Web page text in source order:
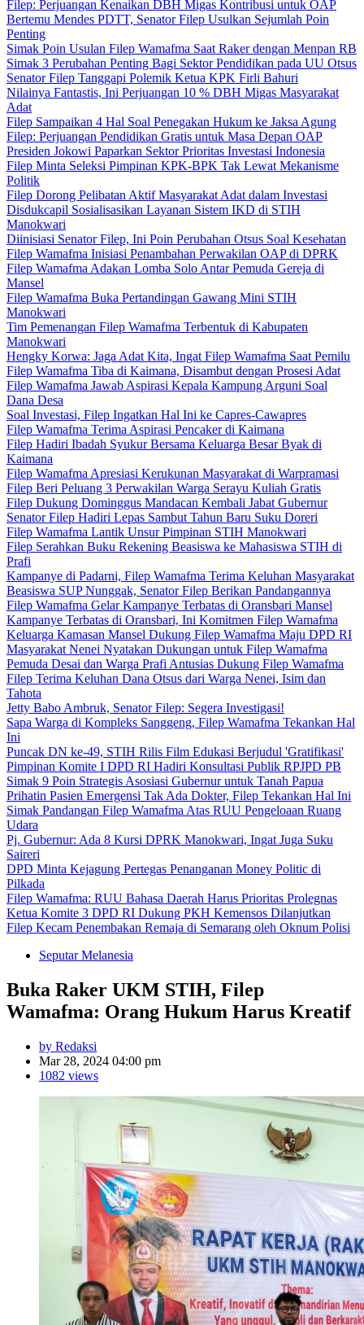
Filep: Perjuangan Kenaikan DBH Migas Kontribusi untuk OAP
Bertemu Mendes PDTT, Senator Filep Usulkan Sejumlah Poin
Penting
Simak Poin Usulan Filep Wamafma Saat Raker dengan Menpan RB
Simak 3 Perubahan Penting Bagi Sektor Pendidikan pada UU Otsus
Senator Filep Tanggapi Polemik Ketua KPK Firli Bahuri
Nilainya Fantastis, Ini Perjuangan 10 % DBH Migas Masyarakat
Adat
Filep Sampaikan 4 Hal Soal Penegakan Hukum ke Jaksa Agung
Filep: Perjuangan Pendidikan Gratis untuk Masa Depan OAP
Presiden Jokowi Paparkan Sektor Prioritas Investasi Indonesia
Filep Minta Seleksi Pimpinan KPK-BPK Tak Lewat Mekanisme
Politik
Filep Dorong Pelibatan Aktif Masyarakat Adat dalam Investasi
Disdukcapil Sosialisasikan Layanan Sistem IKD di STIH
Manokwari
Diinisiasi Senator Filep, Ini Poin Perubahan Otsus Soal Kesehatan
Filep Wamafma Inisiasi Penambahan Perwakilan OAP di DPRK
Filep Wamafma Adakan Lomba Solo Antar Pemuda Gereja di
Mansel
Filep Wamafma Buka Pertandingan Gawang Mini STIH
Manokwari
Tim Pemenangan Filep Wamafma Terbentuk di Kabupaten
Manokwari
Hengky Korwa: Jaga Adat Kita, Ingat Filep Wamafma Saat Pemilu
Filep Wamafma Tiba di Kaimana, Disambut dengan Prosesi Adat
Filep Wamafma Jawab Aspirasi Kepala Kampung Arguni Soal
Dana Desa
Soal Investasi, Filep Ingatkan Hal Ini ke Capres-Cawapres
Filep Wamafma Terima Aspirasi Pencaker di Kaimana
Filep Hadiri Ibadah Syukur Bersama Keluarga Besar Byak di
Kaimana
Filep Wamafma Apresiasi Kerukunan Masyarakat di Warpramasi
Filep Beri Peluang 3 Perwakilan Warga Serayu Kuliah Gratis
Filep Dukung Dominggus Mandacan Kembali Jabat Gubernur
Senator Filep Hadiri Lepas Sambut Tahun Baru Suku Doreri
Filep Wamafma Lantik Unsur Pimpinan STIH Manokwari
Filep Serahkan Buku Rekening Beasiswa ke Mahasiswa STIH di
Prafi
Kampanye di Padarni, Filep Wamafma Terima Keluhan Masyarakat
Beasiswa SUP Nunggak, Senator Filep Berikan Pandangannya
Filep Wamafma Gelar Kampanye Terbatas di Oransbari Mansel
Kampanye Terbatas di Oransbari, Ini Komitmen Filep Wamafma
Keluarga Kamasan Mansel Dukung Filep Wamafma Maju DPD RI
Masyarakat Nenei Nyatakan Dukungan untuk Filep Wamafma
Pemuda Desai dan Warga Prafi Antusias Dukung Filep Wamafma
Filep Terima Keluhan Dana Otsus dari Warga Nenei, Isim dan
Tahota
Jetty Babo Ambruk, Senator Filep: Segera Investigasi!
Sapa Warga di Kompleks Sanggeng, Filep Wamafma Tekankan Hal
Ini
Puncak DN ke-49, STIH Rilis Film Edukasi Berjudul 'Gratifikasi'
Pimpinan Komite I DPD RI Hadiri Konsultasi Publik RPJPD PB
Simak 9 Poin Strategis Asosiasi Gubernur untuk Tanah Papua
Prihatin Pasien Emergensi Tak Ada Dokter, Filep Tekankan Hal Ini
Simak Pandangan Filep Wamafma Atas RUU Pengeloaan Ruang
Udara
Pj. Gubernur: Ada 8 Kursi DPRK Manokwari, Ingat Juga Suku
Saireri
DPD Minta Kejagung Pertegas Penanganan Money Politic di
Pilkada
Filep Wamafma: RUU Bahasa Daerah Harus Prioritas Prolegnas
Ketua Komite 3 DPD RI Dukung PKH Kemensos Dilanjutkan
Filep Kecam Penembakan Remaja di Semarang oleh Oknum Polisi
Seputar Melanesia
Buka Raker UKM STIH, Filep
Wamafma: Orang Hukum Harus Kreatif
by Redaksi
Mar 28, 2024 04:00 pm
1082 views